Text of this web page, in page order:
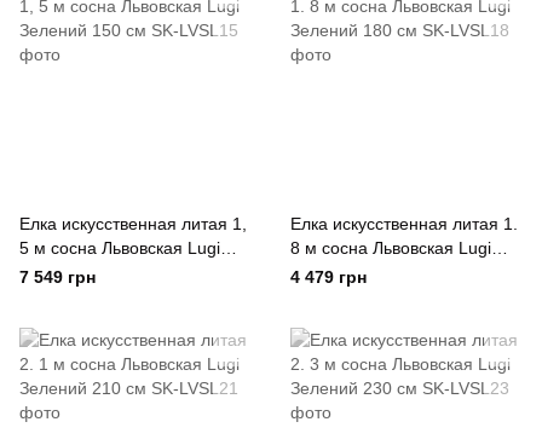
Елка искусственная литая 1,
5 м сосна Львовская Lugi
Зелений 150 см
7 549 грн
Елка искусственная литая 1.
8 м сосна Львовская Lugi
Зелений 180 см
4 479 грн